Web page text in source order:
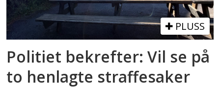
PLUSS
Politiet bekrefter: Vil se på
to henlagte straffesaker